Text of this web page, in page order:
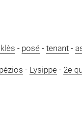
- posé- tenant-
- Lysippe- 2e